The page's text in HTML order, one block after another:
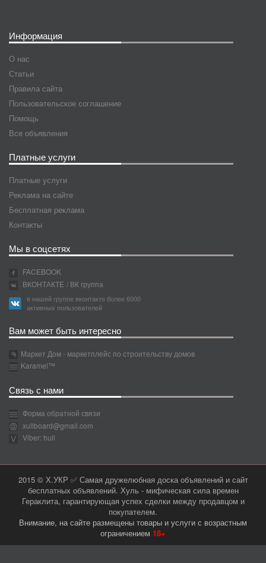
Информация
О нас
Статьи
Правила сайта
Пользовательское соглашение
Помощь
Все объявления
Платные услуги
Платные услуги
Реклама на сайте
Бесплатная реклама
Контакты
Мы в соцсетях
FACEBOOK
ВКОНТАКТЕ / ВК группа
в нашей группе вконтакте более 6000
активных пользователей
Вам может быть интересно
Маркет Дом - маркетплейс по строительству домов
Karamel™
Связь с нами
Форма обратной связи
xullboard@gmail.com
Viber: hull
2015 © Х.УКР ✅ Самая дружелюбная доска объявлений и сайт
бесплатных объявлений. Хуль - мифическая сила времен
Гераклита, гарантирующая успех сделки между продавцом и
покупателем.
Внимание, на сайте размещены товары и услуги с возрастным
ограничением 18+